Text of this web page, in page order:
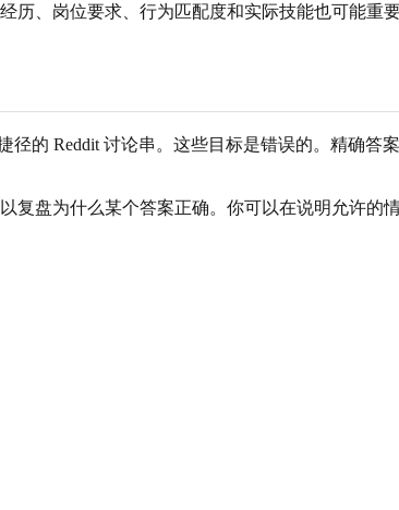
、岗位要求、行为匹配度和实际技能也可能重
捷径的 Reddit 讨论串。这些目标是错误的。精确
盘为什么某个答案正确。你可以在说明允许的